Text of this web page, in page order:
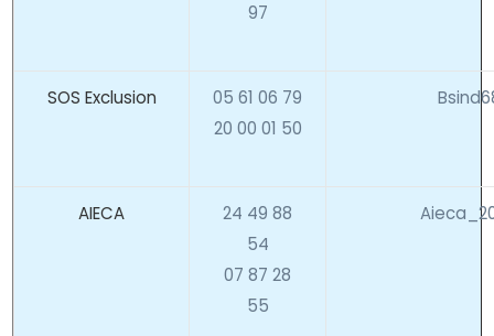
97
SOS Exclusion
05 61 06 79
20 00 01 50
AIECA
24 49 88
54
07 87 28
55